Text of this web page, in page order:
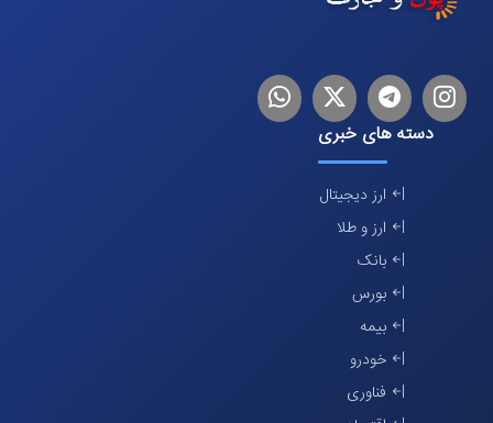
اینستاگرام
تلگرام توییترلینکدین
دسته های خبری
ارز دیجیتال
ارز و طلا
بانک
بورس
بیمه
خودرو
فناوری